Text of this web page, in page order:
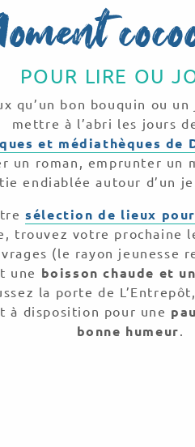
POUR LIRE OU
qu’un bon bouquin ou
mettre à l’abri les jours
et médiathèques de
un roman, emprunter un
endiablée autour d’un
sélection de lieux
trouvez votre prochaine
(le rayon jeunesse
une boisson chaude et
la porte de
à disposition pour une
bonne humeur.